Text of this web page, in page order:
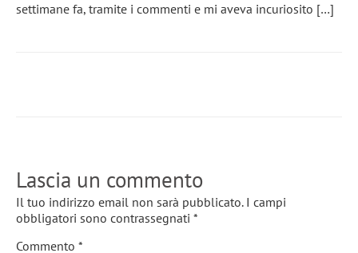
settimane fa, tramite i commenti e mi aveva incuriosito […]
Lascia un commento
Il tuo indirizzo email non sarà pubblicato. I campi
obbligatori sono contrassegnati *
Commento *